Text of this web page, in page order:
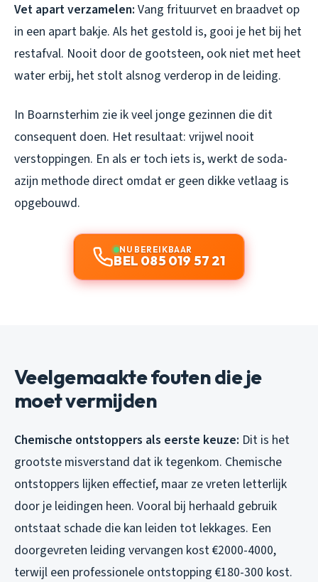
Vet apart verzamelen: Vang frituurvet en braadvet op
in een apart bakje. Als het gestold is, gooi je het bij het
restafval. Nooit door de gootsteen, ook niet met heet
water erbij, het stolt alsnog verderop in de leiding.
In Boarnsterhim zie ik veel jonge gezinnen die dit
consequent doen. Het resultaat: vrijwel nooit
verstoppingen. En als er toch iets is, werkt de soda-
azijn methode direct omdat er geen dikke vetlaag is
opgebouwd.
NU BEREIKBAAR
BEL 085 019 57 21
Veelgemaakte fouten die je
moet vermijden
Chemische ontstoppers als eerste keuze: Dit is het
grootste misverstand dat ik tegenkom. Chemische
ontstoppers lijken effectief, maar ze vreten letterlijk
door je leidingen heen. Vooral bij herhaald gebruik
ontstaat schade die kan leiden tot lekkages. Een
doorgevreten leiding vervangen kost €2000-4000,
terwijl een professionele ontstopping €180-300 kost.